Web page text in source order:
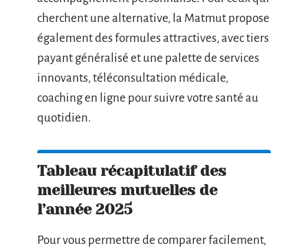
cherchent une alternative, la Matmut propose
également des formules attractives, avec tiers
payant généralisé et une palette de services
innovants, téléconsultation médicale,
coaching en ligne pour suivre votre santé au
quotidien.
Tableau récapitulatif des
meilleures mutuelles de
l’année 2025
Pour vous permettre de comparer facilement,